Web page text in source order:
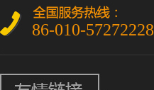
86-010-57272228